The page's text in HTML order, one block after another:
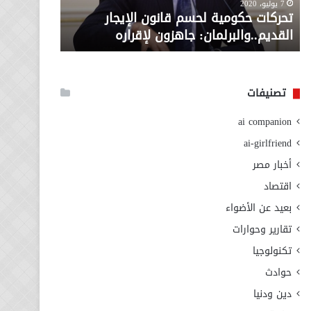
لإقراره
7 يوليو، 2020
تحركات حكومية لحسم قانون الإيجار
القديم..والبرلمان: جاهزون لإقراره
من
وزارة
الاجتماعي
تصنيفات
ai companion
ai-girlfriend
أخبار مصر
اقتصاد
بعيد عن الأضواء
تقارير وحوارات
تكنولوجيا
حوادث
دين ودنيا